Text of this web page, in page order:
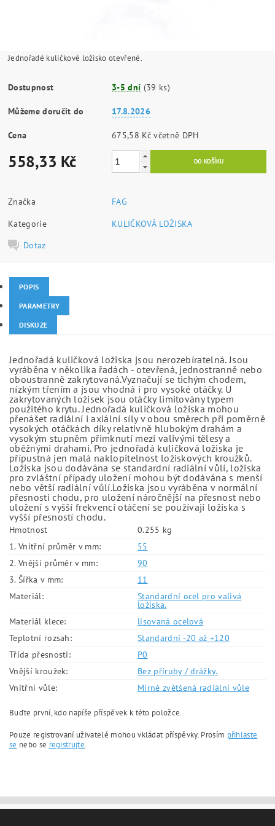
Jednořadé kuličkové ložisko otevřené.
Dostupnost 3-5 dní (39 ks)
Můžeme doručit do 17.8.2026
Cena 675,58 Kč včetně DPH
558,33 Kč
Značka
FAG
Kategorie
KULIČKOVÁ LOŽISKA
Dotaz
POPIS
PARAMETRY
DISKUZE
Jednořadá kuličková ložiska jsou nerozebíratelná. Jsou
vyráběna v několika řadách - otevřená, jednostranně nebo
oboustranně zakrytovaná.Vyznačují se tichým chodem,
nízkým třením a jsou vhodná i pro vysoké otáčky. U
zakrytovaných ložisek jsou otáčky limitovány typem
použitého krytu. Jednořadá kuličková ložiska mohou
přenášet radiální i axiální síly v obou směrech při poměrně
vysokých otáčkách díky relativně hlubokým drahám a
vysokým stupněm přimknutí mezi valivými tělesy a
oběžnými drahami. Pro jednořadá kuličková ložiska je
přípustná jen malá naklopitelnost ložiskových kroužků.
Ložiska jsou dodávána se standardní radiální vůlí, ložiska
pro zvláštní případy uložení mohou být dodávána s menší
nebo větší radiální vůlí.Ložiska jsou vyráběna v normální
přesnosti chodu, pro uložení náročnější na přesnost nebo
uložení s vyšší frekvencí otáčení se používají ložiska s
vyšší přesností chodu.
Hmotnost
0.255 kg
1. Vnitřní průměr v mm:
55
2. Vnější průměr v mm:
90
3. Šířka v mm:
11
Materiál:
Standardní ocel pro valivá
ložiska.
Materiál klece:
lisovaná ocelová
Teplotní rozsah:
Standardní -20 až +120
Třída přesnosti:
P0
Vnější kroužek:
Bez příruby / drážky.
Vnitřní vůle:
Mírně zvětšená radiální vůle
Buďte první, kdo napíše příspěvek k této položce.
Pouze registrovaní uživatelé mohou vkládat příspěvky. Prosím přihlaste
se nebo se registrujte.